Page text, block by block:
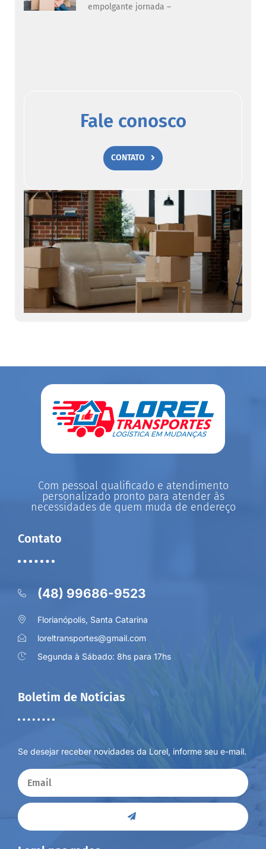
empolgante jornada –
Fale conosco
CONTATO
Com pessoal qualificado e atendimento
personalizado pronto para atender às
necessidades de quem muda de endereço
Contato
(48) 99686-9523
Florianópolis, Santa Catarina
loreltransportes@gmail.com
Segunda à Sábado: 8hs para 17hs
Boletim de Notícias
Se desejar receber novidades da Lorel, informe seu e-mail.